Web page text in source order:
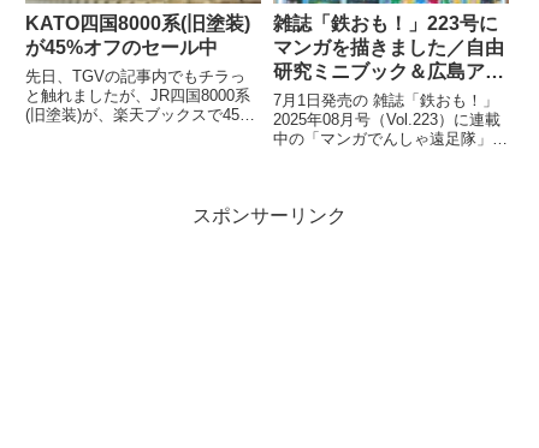
KATO四国8000系(旧塗装)
が45%オフのセール中
先日、TGVの記事内でもチラっ
と触れましたが、JR四国8000系
(旧塗装)が、楽天ブックスで45%
雑誌「鉄おも！」223号に
マンガを描きました／自由
研究ミニブック＆広島アス
トラムライン編
7月1日発売の 雑誌「鉄おも！」
2025年08月号（Vol.223）に連載
中の「マンガでんしゃ遠足隊」最
スポンサーリンク